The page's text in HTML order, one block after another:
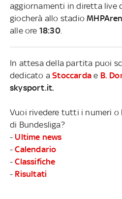
aggiornamenti in diretta live
giocherà allo stadio
alle ore 18:30.
In attesa della partita puoi
dedicato aStoccarda e B.
skysport.it.
Vuoi rivedere tutti i numeri o
di Bundesliga?
- Ultime news
-Calendario
-Classifiche
- Risultati